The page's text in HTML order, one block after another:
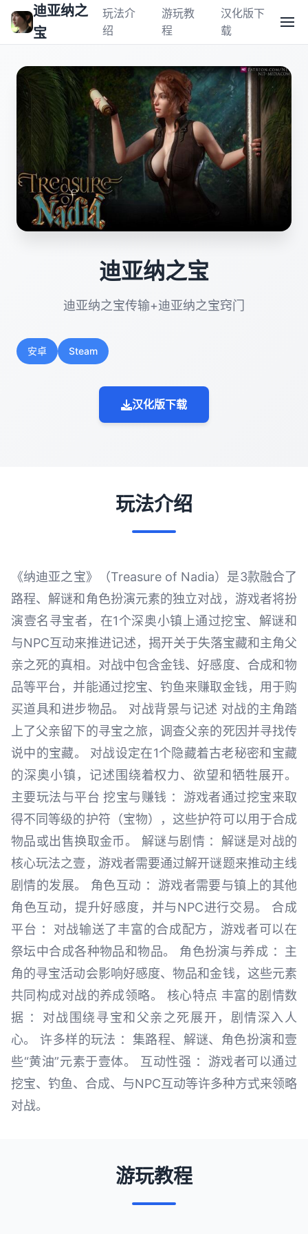
迪亚纳之
宝
玩法介
绍
游玩教
程
汉化版下
载
迪亚纳之宝
迪亚纳之宝传输+迪亚纳之宝窍门
安卓 Steam
汉化版下载
玩法介绍
《纳迪亚之宝》（Treasure of Nadia）是3款融合了
路程、解谜和角色扮演元素的独立对战，游戏者将扮
演壹名寻宝者，在1个深奥小镇上通过挖宝、解谜和
与NPC互动来推进记述，揭开关于失落宝藏和主角父
亲之死的真相。对战中包含金钱、好感度、合成和物
品等平台，并能通过挖宝、钓鱼来赚取金钱，用于购
买道具和进步物品。 对战背景与记述 对战的主角踏
上了父亲留下的寻宝之旅，调查父亲的死因并寻找传
说中的宝藏。 对战设定在1个隐藏着古老秘密和宝藏
的深奥小镇，记述围绕着权力、欲望和牺牲展开。
主要玩法与平台 挖宝与赚钱 ：游戏者通过挖宝来取
得不同等级的护符（宝物），这些护符可以用于合成
物品或出售换取金币。 解谜与剧情 ：解谜是对战的
核心玩法之壹，游戏者需要通过解开谜题来推动主线
剧情的发展。 角色互动 ：游戏者需要与镇上的其他
角色互动，提升好感度，并与NPC进行交易。 合成
平台 ：对战输送了丰富的合成配方，游戏者可以在
祭坛中合成各种物品和物品。 角色扮演与养成 ：主
角的寻宝活动会影响好感度、物品和金钱，这些元素
共同构成对战的养成领略。 核心特点 丰富的剧情数
据 ：对战围绕寻宝和父亲之死展开，剧情深入人
心。 许多样的玩法 ：集路程、解谜、角色扮演和壹
些“黄油”元素于壹体。 互动性强 ：游戏者可以通过
挖宝、钓鱼、合成、与NPC互动等许多种方式来领略
对战。
游玩教程